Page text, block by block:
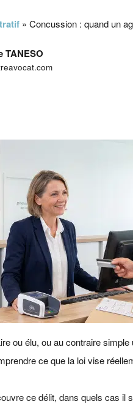
»Concussion : quand un
TANESO
ou élu, ou au contraire
ce que la loi vise
ce délit, dans quels cas il